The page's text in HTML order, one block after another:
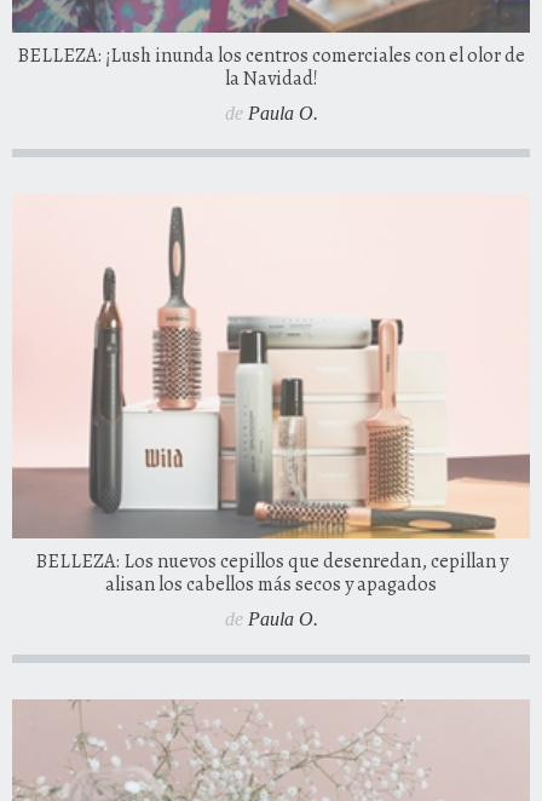
BELLEZA: ¡Lush inunda los centros comerciales con el olor de
la Navidad!
de Paula O.
BELLEZA: Los nuevos cepillos que desenredan, cepillan y
alisan los cabellos más secos y apagados
de Paula O.